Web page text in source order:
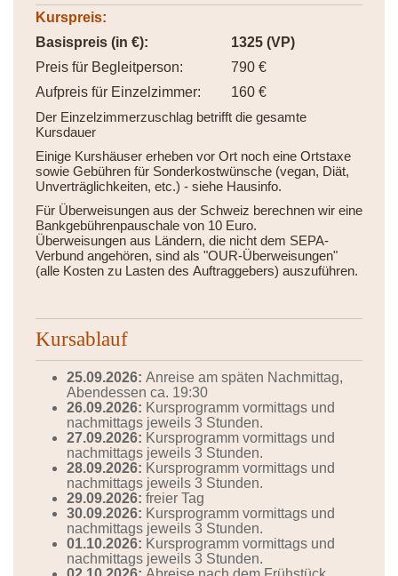
Kurspreis:
Basispreis (in €):
1325 (VP)
Preis für Begleitperson:
790 €
Aufpreis für Einzelzimmer:
160 €
Der Einzelzimmerzuschlag betrifft die gesamte
Kursdauer
Einige Kurshäuser erheben vor Ort noch eine Ortstaxe
sowie Gebühren für Sonderkostwünsche (vegan, Diät,
Unverträglichkeiten, etc.) - siehe Hausinfo.
Für Überweisungen aus der Schweiz berechnen wir eine
Bankgebührenpauschale von 10 Euro.
Überweisungen aus Ländern, die nicht dem SEPA-
Verbund angehören, sind als "OUR-Überweisungen"
(alle Kosten zu Lasten des Auftraggebers) auszuführen.
Kursablauf
25.09.2026: Anreise am späten Nachmittag,
Abendessen ca. 19:30
26.09.2026: Kursprogramm vormittags und
nachmittags jeweils 3 Stunden.
27.09.2026: Kursprogramm vormittags und
nachmittags jeweils 3 Stunden.
28.09.2026: Kursprogramm vormittags und
nachmittags jeweils 3 Stunden.
29.09.2026: freier Tag
30.09.2026: Kursprogramm vormittags und
nachmittags jeweils 3 Stunden.
01.10.2026: Kursprogramm vormittags und
nachmittags jeweils 3 Stunden.